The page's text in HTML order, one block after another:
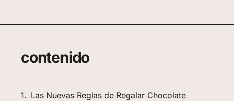
contenido
Las Nuevas Reglas de Regalar Chocolate